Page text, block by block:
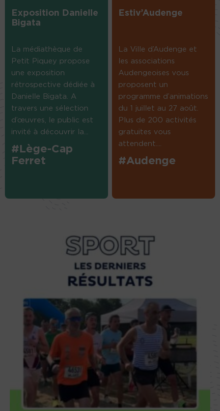
Exposition Danielle
Bigata
La médiathèque de
Petit Piquey propose
une exposition
rétrospective dédiée à
Danielle Bigata. A
travers une sélection
d’œuvres, le public est
invité à découvrir la...
#Lège-Cap
Ferret
Estiv’Audenge
La Ville d’Audenge et
les associations
Audengeoises vous
proposent un
programme d’animations
du 1 juillet au 27 août.
Plus de 200 activités
gratuites vous
attendent....
#Audenge